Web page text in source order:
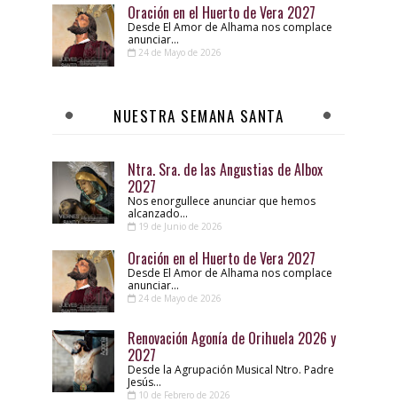
Oración en el Huerto de Vera 2027
Desde El Amor de Alhama nos complace
anunciar...
24 de Mayo de 2026
NUESTRA SEMANA SANTA
Ntra. Sra. de las Angustias de Albox
2027
Nos enorgullece anunciar que hemos
alcanzado...
19 de Junio de 2026
Oración en el Huerto de Vera 2027
Desde El Amor de Alhama nos complace
anunciar...
24 de Mayo de 2026
Renovación Agonía de Orihuela 2026 y
2027
Desde la Agrupación Musical Ntro. Padre
Jesús...
10 de Febrero de 2026